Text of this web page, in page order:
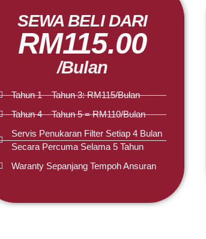
SEWA BELI DARI
RM115.00
/Bulan
Tahun 1 – Tahun 3: RM115/Bulan
Tahun 4 – Tahun 5 = RM110/Bulan
Servis Penukaran Filter Setiap 4 Bulan
Secara Percuma Selama 5 Tahun
Waranty Sepanjang Tempoh Ansuran